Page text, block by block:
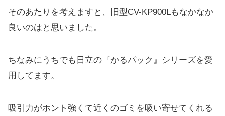
そのあたりを考えますと、旧型CV-KP900Lもなかなか
良いのはと思いました。
ちなみにうちでも日立の『かるパック』シリーズを愛
用してます。
吸引力がホント強くて近くのゴミを吸い寄せてくれる